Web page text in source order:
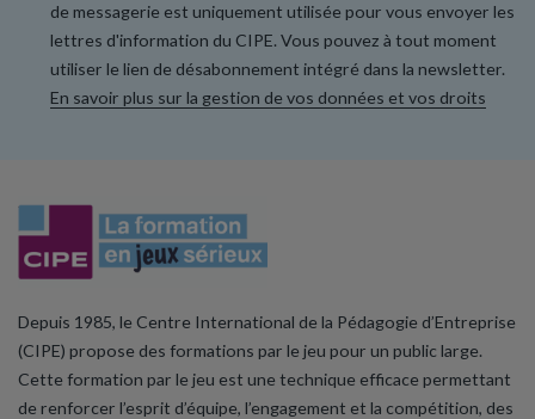
de messagerie est uniquement utilisée pour vous envoyer les
lettres d'information du CIPE. Vous pouvez à tout moment
utiliser le lien de désabonnement intégré dans la newsletter.
En savoir plus sur la gestion de vos données et vos droits
Depuis 1985, le Centre International de la Pédagogie d’Entreprise
(CIPE) propose des formations par le jeu pour un public large.
Cette formation par le jeu est une technique efficace permettant
de renforcer l’esprit d’équipe, l’engagement et la compétition, des